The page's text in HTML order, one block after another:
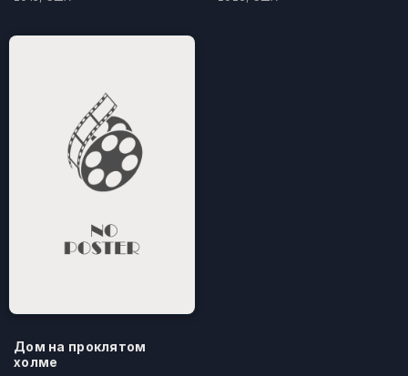
Дом на проклятом
холме